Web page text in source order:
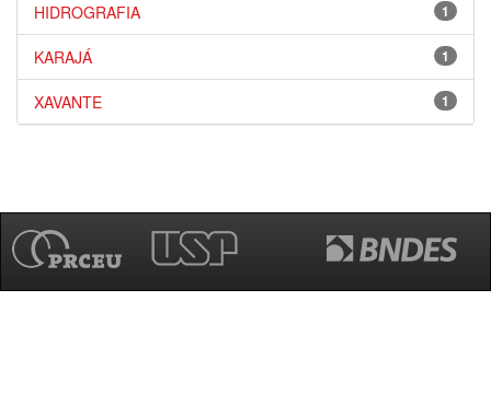
1
HIDROGRAFIA
1
KARAJÁ
1
XAVANTE